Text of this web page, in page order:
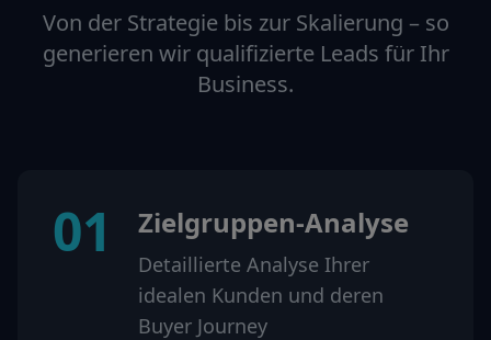
Von der Strategie bis zur Skalierung – so
generieren wir qualifizierte Leads für Ihr
Business.
01 Zielgruppen-Analyse
Detaillierte Analyse Ihrer
idealen Kunden und deren
Buyer Journey